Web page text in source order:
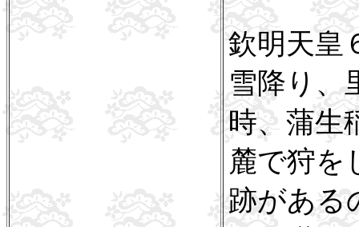
欽明天皇
雪降り、
時、蒲生
麓で狩を
跡がある